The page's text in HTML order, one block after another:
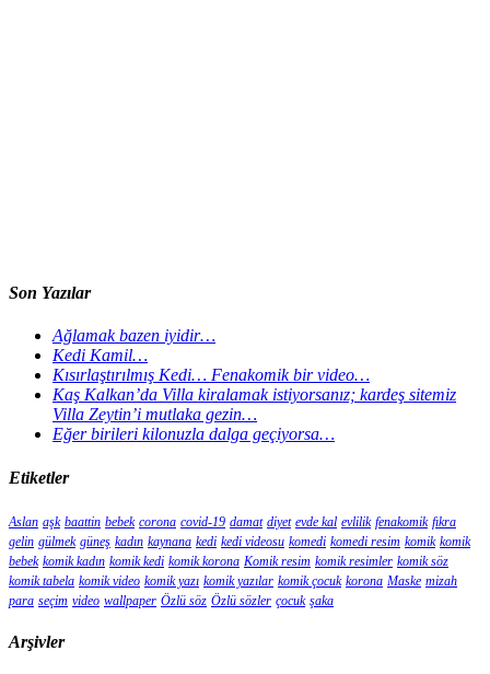
Son Yazılar
Ağlamak bazen iyidir…
Kedi Kamil…
Kısırlaştırılmış Kedi… Fenakomik bir video…
Kaş Kalkan’da Villa kiralamak istiyorsanız; kardeş sitemiz
Villa Zeytin’i mutlaka gezin…
Eğer birileri kilonuzla dalga geçiyorsa…
Etiketler
Aslan aşk baattin bebek corona covid-19 damat diyet evde kal evlilik fenakomik fıkra
gelin gülmek güneş kadın kaynana kedi kedi videosu komedi komedi resim komik komik
bebek komik kadın komik kedi komik korona Komik resim komik resimler komik söz
komik tabela komik video komik yazı komik yazılar komik çocuk korona Maske mizah
para seçim video wallpaper Özlü söz Özlü sözler çocuk şaka
Arşivler